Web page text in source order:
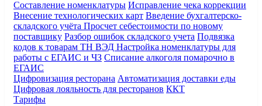
Составление номенклатуры Исправление чека коррекции
Внесение технологических карт Введение бухгалтерско-
складского учёта Просчет себестоимости по новому
поставщику Разбор ошибок складского учета Подвязка
кодов к товарам ТН ВЭД Настройка номенклатуры для
работы с ЕГАИС и ЧЗ Списание алкоголя помарочно в
ЕГАИС
Цифровизация ресторана Автоматизация доставки еды
Цифровая лояльность для ресторанов ККТ
Тарифы